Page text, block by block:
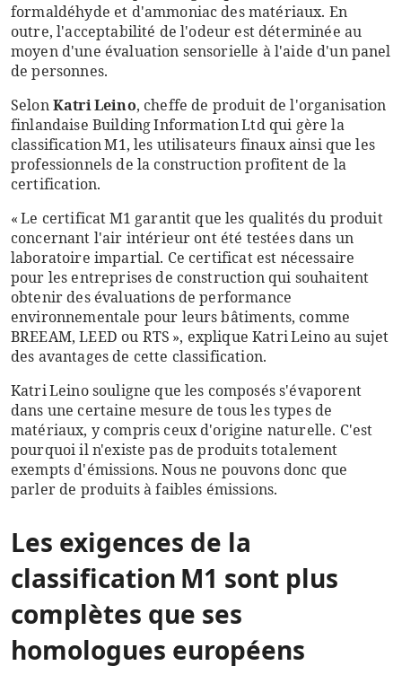
formaldéhyde et d'ammoniac des matériaux. En
outre, l'acceptabilité de l'odeur est déterminée au
moyen d'une évaluation sensorielle à l'aide d'un panel
de personnes.
SelonKatri Leino, cheffe de produit de l'organisation
finlandaise Building Information Ltd qui gère la
classification M1, les utilisateurs finaux ainsi que les
professionnels de la construction profitent de la
certification.
« Le certificat M1 garantit que les qualités du produit
concernant l'air intérieur ont été testées dans un
laboratoire impartial. Ce certificat est nécessaire
pour les entreprises de construction qui souhaitent
obtenir des évaluations de performance
environnementale pour leurs bâtiments, comme
BREEAM, LEED ou RTS », explique Katri Leino au sujet
des avantages de cette classification.
Katri Leino souligne que les composés s'évaporent
dans une certaine mesure de tous les types de
matériaux, y compris ceux d'origine naturelle. C'est
pourquoi il n'existe pas de produits totalement
exempts d'émissions. Nous ne pouvons donc que
parler de produits à faibles émissions.
Les exigences de la
classification M1 sont plus
complètes que ses
homologues européens